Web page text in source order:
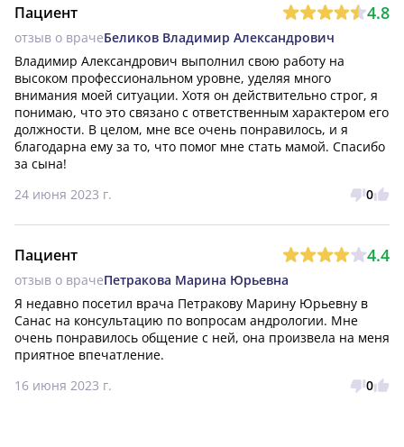
4.8
Пациент
отзыв о врачеБеликов Владимир Александрович
Владимир Александрович выполнил свою работу на
высоком профессиональном уровне, уделяя много
внимания моей ситуации. Хотя он действительно строг, я
понимаю, что это связано с ответственным характером его
должности. В целом, мне все очень понравилось, и я
благодарна ему за то, что помог мне стать мамой. Спасибо
за сына!
24 июня 2023 г.
0
4.4
Пациент
отзыв о врачеПетракова Марина Юрьевна
Я недавно посетил врача Петракову Марину Юрьевну в
Санас на консультацию по вопросам андрологии. Мне
очень понравилось общение с ней, она произвела на меня
приятное впечатление.
16 июня 2023 г.
0